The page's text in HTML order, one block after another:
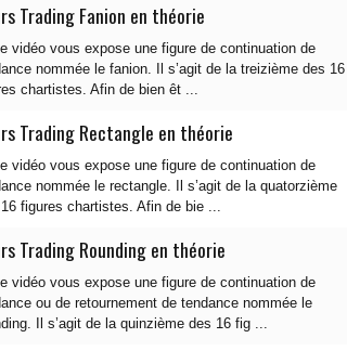
Trading Fanion en théorie
vidéo vous expose une figure de continuation de
nommée le fanion. Il s’agit de la treizième des 16
chartistes. Afin de bien êt ...
Trading Rectangle en théorie
vidéo vous expose une figure de continuation de
nommée le rectangle. Il s’agit de la quatorzième
figures chartistes. Afin de bie ...
Trading Rounding en théorie
vidéo vous expose une figure de continuation de
ou de retournement de tendance nommée le
Il s’agit de la quinzième des 16 fig ...